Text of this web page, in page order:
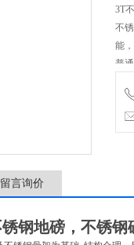
3T
不
能
普
留言询价
钢地磅，不锈钢